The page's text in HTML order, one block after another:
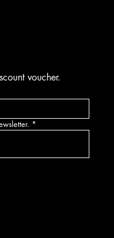
voucher.
*